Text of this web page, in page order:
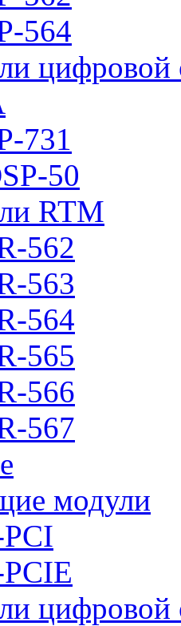
564
цифровой
731
50
RTM
562
563
564
565
566
567
модули
цифровой